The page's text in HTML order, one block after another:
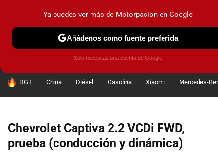
MENÚ NUEVO
COCHES ELÉCTRICOS OBSERVATORIO
HOY SE HABLA DE
DGT China Diésel Gasolina Xiaomi Mercedes-
Chevrolet Captiva 2.2 VCDi FWD,
prueba (conducción y dinámica)
Ya puedes ver más de Motorpasion en Google
Añádenos como fuente preferida
Solo necesitas una cuenta de Google